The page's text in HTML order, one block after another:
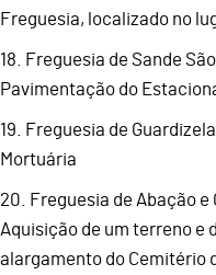
Freguesia, localizado no
18. Freguesia de Sande
Pavimentação do
19. Freguesia de
Mortuária
20. Freguesia de Abação e
Aquisição de um terreno e
alargamento do Cemitério